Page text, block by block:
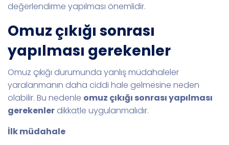
değerlendirme yapılması önemlidir.
Omuz çıkığı sonrası
yapılması gerekenler
Omuz çıkığı durumunda yanlış müdahaleler
yaralanmanın daha ciddi hale gelmesine neden
olabilir. Bu nedenle omuz çıkığı sonrası yapılması
gerekenler dikkatle uygulanmalıdır.
İlk müdahale